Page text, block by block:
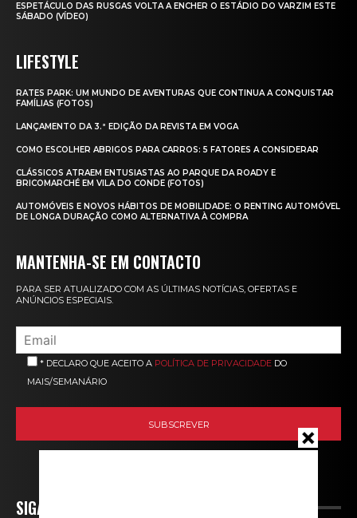
ESPETÁCULO DAS RUSGAS VOLTA A ENCHER O ESTÁDIO DO VARZIM ESTE
SÁBADO (VÍDEO)
LIFESTYLE
RATES PARK: UM MUNDO DE AVENTURAS QUE CONTINUA A CONQUISTAR
FAMÍLIAS (FOTOS)
LANÇAMENTO DA 3.ª EDIÇÃO DA REVISTA EM VOGA
COMO ESCOLHER ABRIGOS PARA CARROS: 5 FATORES A CONSIDERAR
CLÁSSICOS ATRAEM ENTUSIASTAS AO PARQUE DA ROADY E
BRICOMARCHÉ EM VILA DO CONDE (FOTOS)
AUTOMÓVEIS E NOVOS HÁBITOS DE MOBILIDADE: O RENTING AUTOMÓVEL
DE LONGA DURAÇÃO COMO ALTERNATIVA À COMPRA
MANTENHA-SE EM CONTACTO
PARA SER ATUALIZADO COM AS ÚLTIMAS NOTÍCIAS, OFERTAS E
ANÚNCIOS ESPECIAIS.
* DECLARO QUE ACEITO A POLÍTICA DE PRIVACIDADE DO
MAIS/SEMANÁRIO
SIGA-NOS